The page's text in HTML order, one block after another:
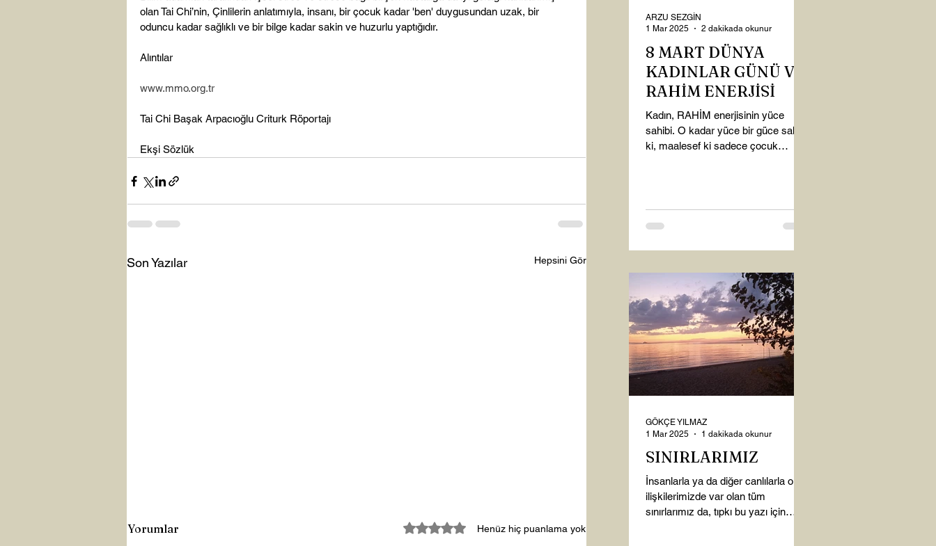
olan Tai Chi’nin, Çinlilerin anlatımıyla, insanı, bir çocuk kadar 'ben' duygusundan uzak, bir
oduncu kadar sağlıklı ve bir bilge kadar sakin ve huzurlu yaptığıdır.
Alıntılar
www.mmo.org.tr
Tai Chi Başak Arpacıoğlu Criturk Röportajı
Ekşi Sözlük
Son Yazılar Hepsini Gör
Yorumlar 5 üzerinden 0 yıldızHenüz hiç puanlama yok
8 MART DÜNYA
KADINLAR GÜNÜ VE
RAHİM ENERJİSİ
Kadın, RAHİM enerjisinin yüce
sahibi. O kadar yüce bir güce sahip
ki, maalesef ki sadece çocuk
ARZU SEZGİN
1 Mar 2025
2 dakikada okunur
SINIRLARIMIZ
İnsanlarla ya da diğer canlılarla olan
ilişkilerimizde var olan tüm
sınırlarımız da, tıpkı bu yazı için
GÖKÇE YILMAZ
1 Mar 2025
1 dakikada okunur